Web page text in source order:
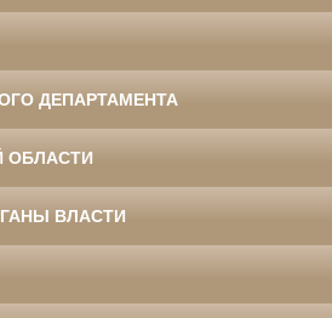
ДЕПАРТАМЕНТА
ОБЛАСТИ
ВЛАСТИ